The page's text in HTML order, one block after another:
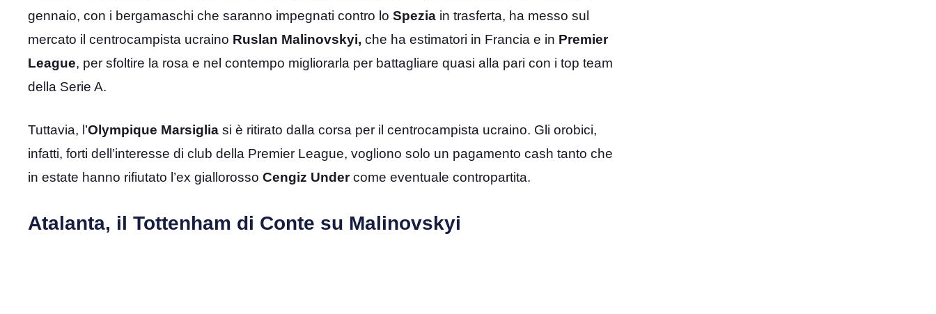
gennaio, con i bergamaschi che saranno impegnati contro lo Spezia in trasferta, ha messo sul
mercato il centrocampista ucraino Ruslan Malinovskyi, che ha estimatori in Francia e in Premier
League, per sfoltire la rosa e nel contempo migliorarla per battagliare quasi alla pari con i top team
della Serie A.
Tuttavia, l’Olympique Marsiglia si è ritirato dalla corsa per il centrocampista ucraino. Gli orobici,
infatti, forti dell’interesse di club della Premier League, vogliono solo un pagamento cash tanto che
in estate hanno rifiutato l’ex giallorosso Cengiz Undercome eventuale contropartita.
Atalanta, il Tottenham di Conte su Malinovskyi